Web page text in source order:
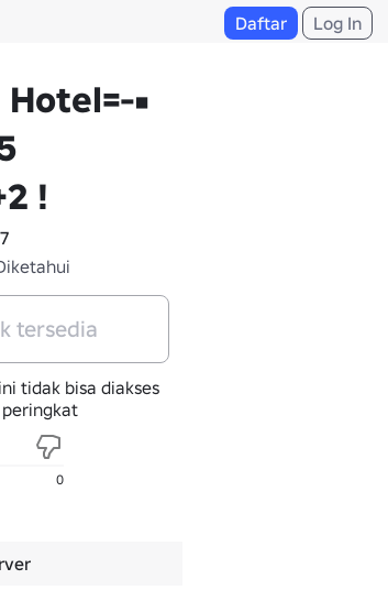
Daftar Log In
Hotel=-•
!
tersedia
tidak bisa diakses
0